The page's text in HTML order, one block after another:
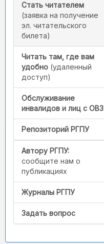
Стать читателем
(заявка на получение
эл. читательского
билета)
Читать там, где вам
удобно (удаленный
доступ)
Обслуживание
инвалидов и лиц с ОВЗ
Репозиторий РГПУ
Автору РГПУ:
сообщите нам о
публикациях
Журналы РГПУ
Задать вопрос